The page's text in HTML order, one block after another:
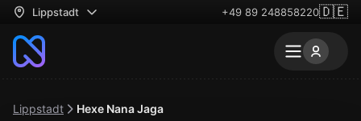
Lippstadt +49 89 248858220🇩🇪
Lippstadt Hexe Nana Jaga